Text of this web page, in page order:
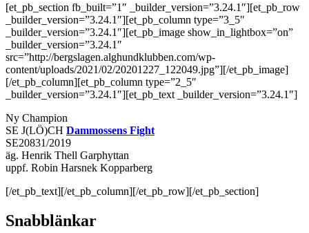
[et_pb_section fb_built=”1″ _builder_version=”3.24.1″][et_pb_row
_builder_version=”3.24.1″][et_pb_column type=”3_5″
_builder_version=”3.24.1″][et_pb_image show_in_lightbox=”on”
_builder_version=”3.24.1″
src=”http://bergslagen.alghundklubben.com/wp-
content/uploads/2021/02/20201227_122049.jpg”][/et_pb_image]
[/et_pb_column][et_pb_column type=”2_5″
_builder_version=”3.24.1″][et_pb_text _builder_version=”3.24.1″]
Ny Champion
SE J(LÖ)CH Dammossens Fight
SE20831/2019
äg. Henrik Thell Garphyttan
uppf. Robin Harsnek Kopparberg
[/et_pb_text][/et_pb_column][/et_pb_row][/et_pb_section]
Snabblänkar